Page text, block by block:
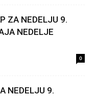
ZA NEDELJU 9.
NEDELJE
0
NEDELJU 9.